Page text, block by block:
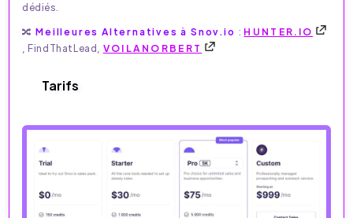
dédiés.
🔀 Meilleures Alternatives à Snov.io : HUNTER.IO
, FindThatLead, VOILANORBERT
Tarifs